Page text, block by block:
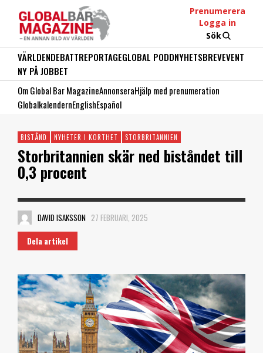
Prenumerera
Logga in
Sök
VÄRLDENDEBATTREPORTAGEGLOBAL PODDNYHETSBREVEVENT
NY PÅ JOBBET
Om Global Bar MagazineAnnonseraHjälp med prenumeration
GlobalkalendernEnglishEspañol
BISTÅND NYHETER I KORTHET STORBRITANNIEN
Storbritannien skär ned biståndet till
0,3 procent
DAVID ISAKSSON 27 FEBRUARI, 2025
Dela artikel